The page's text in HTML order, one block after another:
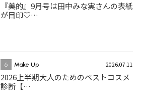
『美的』9月号は田中みな実さんの表紙
が目印♡…
6 Make Up 2026.07.11
2026上半期大人のためのベストコスメ
診断【…